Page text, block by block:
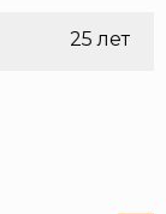
25 лет